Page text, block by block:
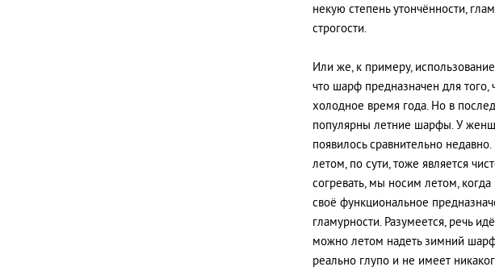
некую степень утончённости,
строгости.
Или же, к примеру,
что шарф предназначен для того,
холодное время года. Но в
популярны летние шарфы. У
появилось сравнительно
летом, по сути, тоже является
согревать, мы носим летом,
своё функциональное
гламурности. Разумеется, речь
можно летом надеть зимний шарф
реально глупо и не имеет